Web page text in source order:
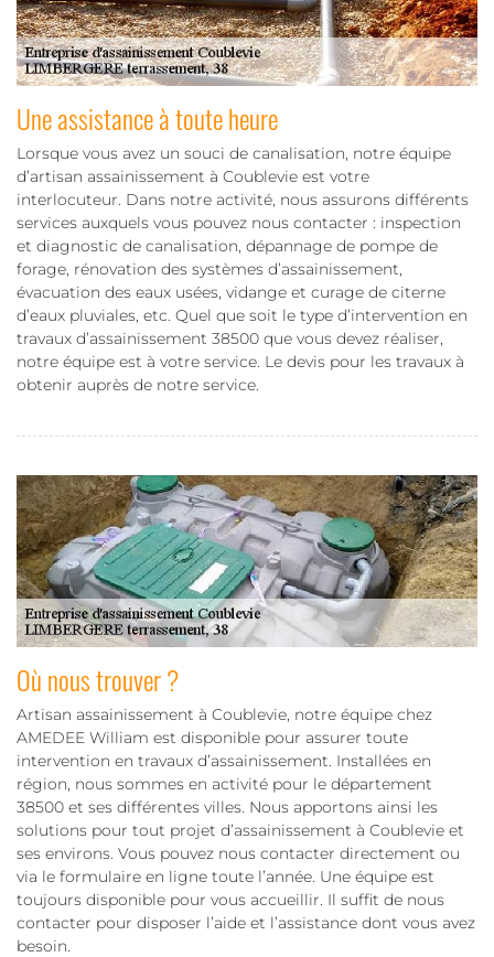
Une assistance à toute heure
Lorsque vous avez un souci de canalisation, notre équipe
d’artisan assainissement à Coublevie est votre
interlocuteur. Dans notre activité, nous assurons différents
services auxquels vous pouvez nous contacter : inspection
et diagnostic de canalisation, dépannage de pompe de
forage, rénovation des systèmes d’assainissement,
évacuation des eaux usées, vidange et curage de citerne
d’eaux pluviales, etc. Quel que soit le type d’intervention en
travaux d’assainissement 38500 que vous devez réaliser,
notre équipe est à votre service. Le devis pour les travaux à
obtenir auprès de notre service.
Où nous trouver ?
Artisan assainissement à Coublevie, notre équipe chez
AMEDEE William est disponible pour assurer toute
intervention en travaux d’assainissement. Installées en
région, nous sommes en activité pour le département
38500 et ses différentes villes. Nous apportons ainsi les
solutions pour tout projet d’assainissement à Coublevie et
ses environs. Vous pouvez nous contacter directement ou
via le formulaire en ligne toute l’année. Une équipe est
toujours disponible pour vous accueillir. Il suffit de nous
contacter pour disposer l’aide et l’assistance dont vous avez
besoin.